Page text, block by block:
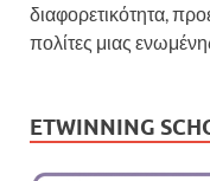
διαφορετικότητα,
πολίτες μιας
ETWINNING